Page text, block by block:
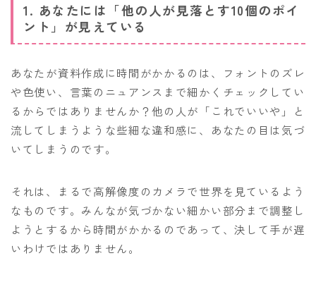
1. あなたには「他の人が見落とす10個のポイ
ント」が見えている
あなたが資料作成に時間がかかるのは、フォントのズレ
や色使い、言葉のニュアンスまで細かくチェックしてい
るからではありませんか？他の人が「これでいいや」と
流してしまうような些細な違和感に、あなたの目は気づ
いてしまうのです。
それは、まるで高解像度のカメラで世界を見ているよう
なものです。みんなが気づかない細かい部分まで調整し
ようとするから時間がかかるのであって、決して手が遅
いわけではありません。